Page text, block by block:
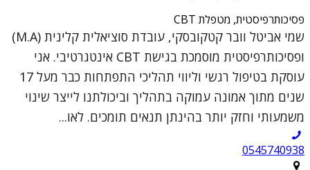
פסיכותרפיסטית, מטפלת CBT
שמי אביטל וובר קטקובסקי, עובדת סוציאלית קלינית (M.A)
ופסיכותרפיסטית מוסמכת בגישת CBT אינטגרטיבי. אני
עוסקת בטיפול רגשי וליווי תהליכי התפתחות כבר מעל 17
שנים מתוך אמונה עמוקה בתהליך וביכולתנו לייצר שינוי
משמעותי וחזק יותר בהינתן תנאים תומכים. לאו...
0545740938